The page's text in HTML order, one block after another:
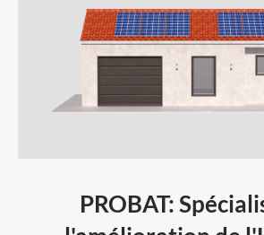
PROBAT: